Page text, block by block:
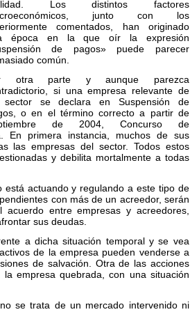
Los distintos factores
junto con los
comentados, han originado
época en la que oír la expresión
de pagos» puede parecer
común.
otra parte y aunque parezca
si una empresa relevante de
se declara en Suspensión de
o en el término correcto a partir de
de 2004, Concurso de
En primera instancia, muchos de sus
las empresas del sector. Todos estos
y debilita mortalmente a todas
actuando y regulando a este tipo de
con más de un acreedor, serán
entre empresas y acreedores,
sus deudas.
a dicha situación temporal y se vea
de la empresa pueden venderse a
de salvación. Otra de las acciones
empresa quebrada, con una situación
se trata de un mercado intervenido ni